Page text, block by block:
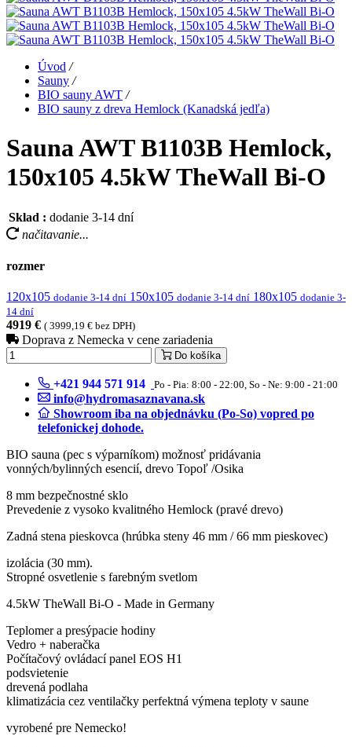
Úvod /
Sauny /
BIO sauny AWT /
BIO sauny z dreva Hemlock (Kanadská jedľa)
Sauna AWT B1103B Hemlock,
150x105 4.5kW TheWall Bi-O
Sklad : dodanie 3-14 dní
načitavanie...
rozmer
120x105 dodanie 3-14 dní 150x105 dodanie 3-14 dní 180x105 dodanie 3-
14 dní
4919 € ( 3999,19 € bez DPH)
Doprava z Nemecka v cene zariadenia
Do košíka
+421 944 571 914 Po - Pia: 8:00 - 22:00, So - Ne: 9:00 - 21:00
info@hydromasaznavana.sk
Showroom iba na objednávku (Po-So) vopred po
telefonickej dohode.
BIO sauna (pec s výparníkom) možnosť pridávania
vonných/bylinných esencií, drevo Topoľ /Osika
8 mm bezpečnostné sklo
Prevedenie z vysoko kvalitného Hemlock (pravé drevo)
Zadná stena pieskovca (hrúbka steny 46 mm / 66 mm pieskovec)
izolácia (30 mm).
Stropné osvetlenie s farebným svetlom
4.5kW TheWall Bi-O - Made in Germany
Teplomer a presýpacie hodiny
Vedro + naberačka
Počítačový ovládací panel EOS H1
podsvietenie
drevená podlaha
klimatizácia cez ventilačky perfektná výmena teploty v saune
vyrobené pre Nemecko!